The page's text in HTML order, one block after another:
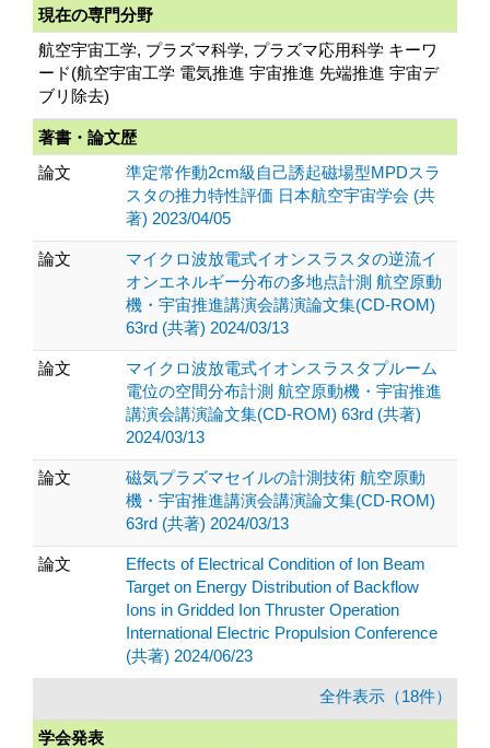
現在の専門分野
航空宇宙工学, プラズマ科学, プラズマ応用科学 キーワ
ード(航空宇宙工学 電気推進 宇宙推進 先端推進 宇宙デ
ブリ除去)
著書・論文歴
論文
準定常作動2cm級自己誘起磁場型MPDスラ
スタの推力特性評価 日本航空宇宙学会 (共
著) 2023/04/05
論文
マイクロ波放電式イオンスラスタの逆流イ
オンエネルギー分布の多地点計測 航空原動
機・宇宙推進講演会講演論文集(CD-ROM)
63rd (共著) 2024/03/13
論文
マイクロ波放電式イオンスラスタプルーム
電位の空間分布計測 航空原動機・宇宙推進
講演会講演論文集(CD-ROM) 63rd (共著)
2024/03/13
論文
磁気プラズマセイルの計測技術 航空原動
機・宇宙推進講演会講演論文集(CD-ROM)
63rd (共著) 2024/03/13
論文
Effects of Electrical Condition of Ion Beam
Target on Energy Distribution of Backflow
Ions in Gridded Ion Thruster Operation
International Electric Propulsion Conference
(共著) 2024/06/23
全件表示（18件）
学会発表